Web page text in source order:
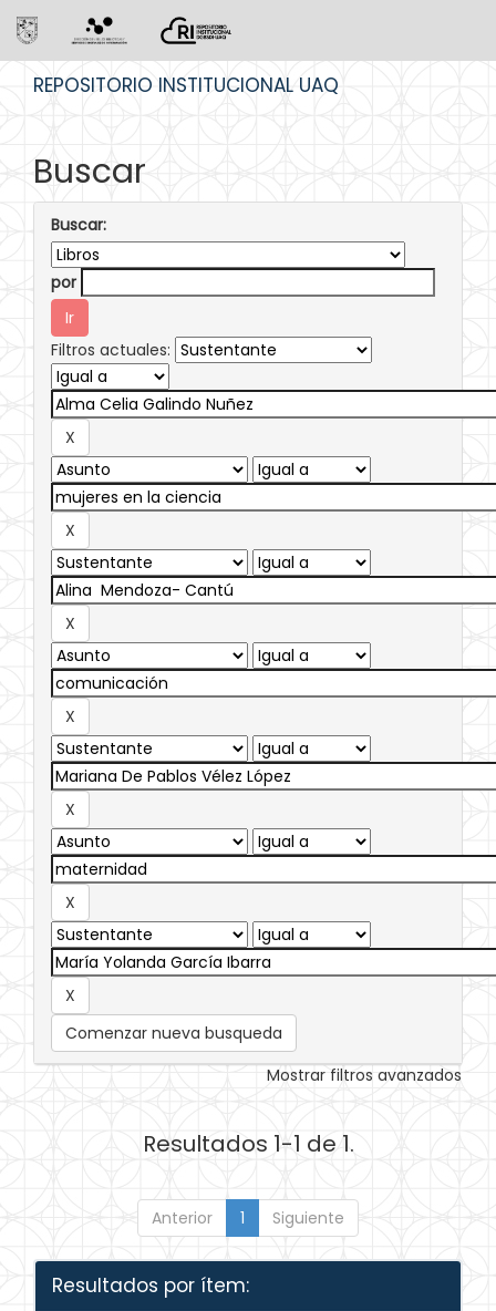
REPOSITORIO INSTITUCIONAL UAQ
Buscar
Buscar:
por
Filtros actuales:
Comenzar nueva busqueda
Mostrar filtros avanzados
Resultados 1-1 de 1.
Anterior 1 Siguiente
Resultados por ítem: